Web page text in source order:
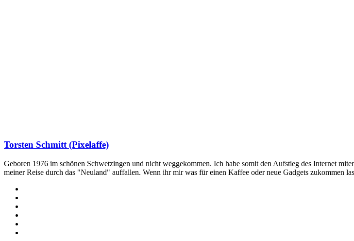
Torsten Schmitt (Pixelaffe)
Geboren 1976 im schönen Schwetzingen und nicht weggekommen. Ich habe somit den Aufstieg des Internet
meiner Reise durch das "Neuland" auffallen. Wenn ihr mir was für einen Kaffee oder neue Gadgets zukommen